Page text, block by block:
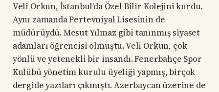
Veli Orkun, İstanbul’da Özel Bilir Kolejini kurdu.
Aynı zamanda Pertevniyal Lisesinin de
müdürüydü. Mesut Yılmaz gibi tanınmış siyaset
adamları öğrencisi olmuştu. Veli Orkun, çok
yönlü ve yetenekli bir insandı. Fenerbahçe Spor
Kulübü yönetim kurulu üyeliği yapmış, birçok
dergide yazıları çıkmıştı. Azerbaycan üzerine de